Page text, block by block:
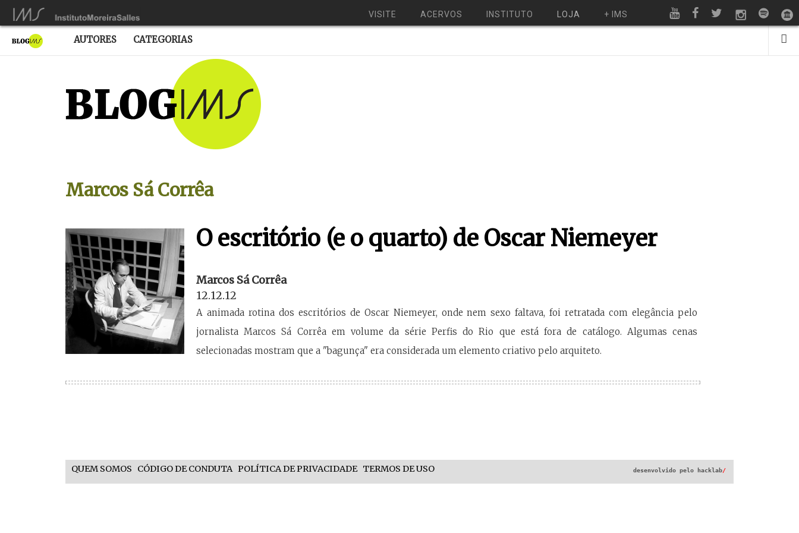
VISITE ACERVOS INSTITUTO LOJA + IMS
AUTORES CATEGORIAS
Marcos Sá Corrêa
O escritório (e o quarto) de Oscar Niemeyer
Marcos Sá Corrêa
12.12.12
A animada rotina dos escritórios de Oscar Niemeyer, onde nem sexo faltava, foi retratada com elegância pelo
jornalista Marcos Sá Corrêa em volume da série Perfis do Rio que está fora de catálogo. Algumas cenas
selecionadas mostram que a "bagunça" era considerada um elemento criativo pelo arquiteto.
QUEM SOMOS CÓDIGO DE CONDUTA POLÍTICA DE PRIVACIDADE TERMOS DE USO desenvolvido pelo hacklab/